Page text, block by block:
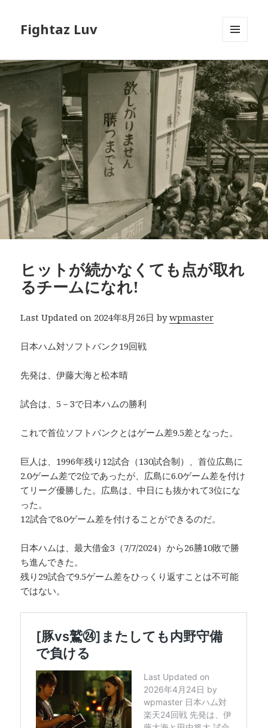
Fightaz Luv
ーとウ
ィジェ
ット
ヒットが続かなくても点が取れ
るチームになれ!
Last Updated on 2024年8月26日 bywpmaster
日本ハム対ソフトバンク19回戦
先発は、伊藤大海と松本晴
試合は、5－3で日本ハムの勝利
これで首位ソフトバンクとはゲーム差9.5差となった。
巨人は、1996年残り12試合（130試合制）、首位広島に
2.0ゲーム差で2位であったが、広島に6.0ゲーム差を付け
てリーグ優勝した。広島は、中日にも抜かれて3位にな
った。
12試合で8.0ゲーム差を付けることができるのだ。
日本ハムは、最大借金3（7/7/2024）から26勝10敗で勝
ち進んできた。
残り29試合で9.5ゲーム差をひっくり返すことは不可能
ではない。